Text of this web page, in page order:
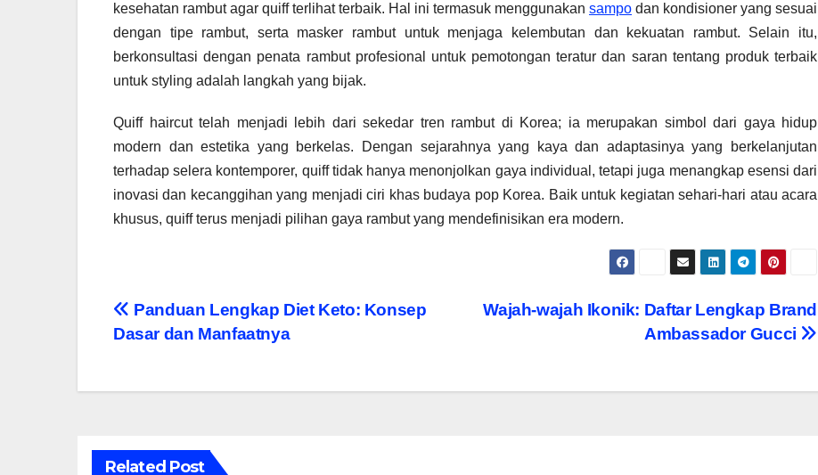
kesehatan rambut agar quiff terlihat terbaik. Hal ini termasuk menggunakan sampo dan kondisioner yang sesuai
dengan tipe rambut, serta masker rambut untuk menjaga kelembutan dan kekuatan rambut. Selain itu,
berkonsultasi dengan penata rambut profesional untuk pemotongan teratur dan saran tentang produk terbaik
untuk styling adalah langkah yang bijak.
Quiff haircut telah menjadi lebih dari sekedar tren rambut di Korea; ia merupakan simbol dari gaya hidup
modern dan estetika yang berkelas. Dengan sejarahnya yang kaya dan adaptasinya yang berkelanjutan
terhadap selera kontemporer, quiff tidak hanya menonjolkan gaya individual, tetapi juga menangkap esensi dari
inovasi dan kecanggihan yang menjadi ciri khas budaya pop Korea. Baik untuk kegiatan sehari-hari atau acara
khusus, quiff terus menjadi pilihan gaya rambut yang mendefinisikan era modern.
Navigasi
Wajah-wajah Ikonik: Daftar Lengkap Brand
Ambassador Gucci
Panduan Lengkap Diet Keto: Konsep
Dasar dan Manfaatnya
Related Post